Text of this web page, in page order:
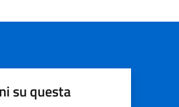
su questa